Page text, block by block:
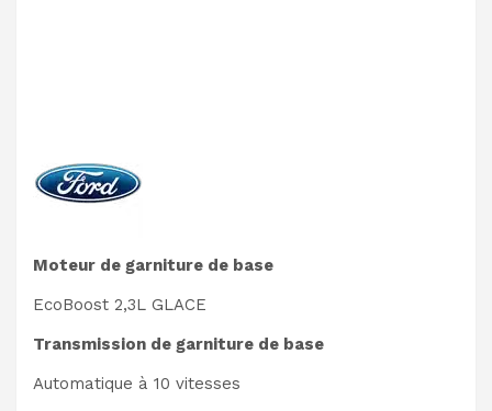
Moteur de garniture de base
EcoBoost 2,3L GLACE
Transmission de garniture de base
Automatique à 10 vitesses